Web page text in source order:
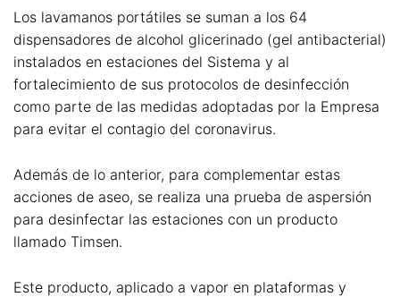
Los lavamanos portátiles se suman a los 64
dispensadores de alcohol glicerinado (gel antibacterial)
instalados en estaciones del Sistema y al
fortalecimiento de sus protocolos de desinfección
como parte de las medidas adoptadas por la Empresa
para evitar el contagio del coronavirus.
Además de lo anterior, para complementar estas
acciones de aseo, se realiza una prueba de aspersión
para desinfectar las estaciones con un producto
llamado Timsen.
Este producto, aplicado a vapor en plataformas y